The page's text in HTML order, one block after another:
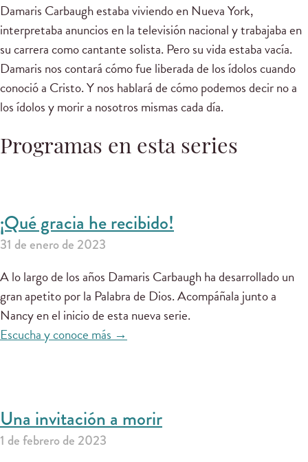
Damaris Carbaugh estaba viviendo en Nueva York,
interpretaba anuncios en la televisión nacional y trabajaba en
su carrera como cantante solista. Pero su vida estaba vacía.
Damaris nos contará cómo fue liberada de los ídolos cuando
conoció a Cristo. Y nos hablará de cómo podemos decir no a
los ídolos y morir a nosotros mismas cada día.
Programas en esta series
¡Qué gracia he recibido!
31 de enero de 2023
A lo largo de los años Damaris Carbaugh ha desarrollado un
gran apetito por la Palabra de Dios. Acompáñala junto a
Nancy en el inicio de esta nueva serie.
Escucha y conoce más →
Una invitación a morir
1 de febrero de 2023